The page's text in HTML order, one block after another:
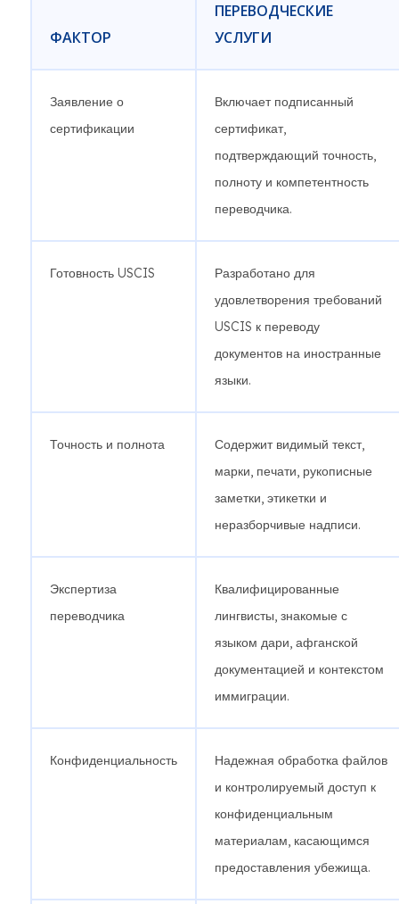
ФАКТОР
ПЕРЕВОДЧЕСКИЕ
УСЛУГИ
Заявление о
сертификации
Включает подписанный
сертификат,
подтверждающий точность,
полноту и компетентность
переводчика.
Готовность USCIS
Разработано для
удовлетворения требований
USCIS к переводу
документов на иностранные
языки.
Точность и полнота
Содержит видимый текст,
марки, печати, рукописные
заметки, этикетки и
неразборчивые надписи.
Экспертиза
переводчика
Квалифицированные
лингвисты, знакомые с
языком дари, афганской
документацией и контекстом
иммиграции.
Конфиденциальность
Надежная обработка файлов
и контролируемый доступ к
конфиденциальным
материалам, касающимся
предоставления убежища.